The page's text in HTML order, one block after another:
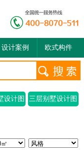
设计案例 欧式构件
设计图 三层别墅设计图